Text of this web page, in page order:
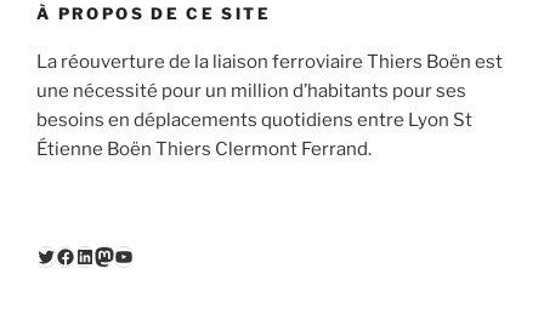
À PROPOS DE CE SITE
La réouverture de la liaison ferroviaire Thiers Boën est
une nécessité pour un million d’habitants pour ses
besoins en déplacements quotidiens entre Lyon St
Étienne Boën Thiers Clermont Ferrand.
Twitter
Facebook
LinkedIn
Mastodon
YouTube